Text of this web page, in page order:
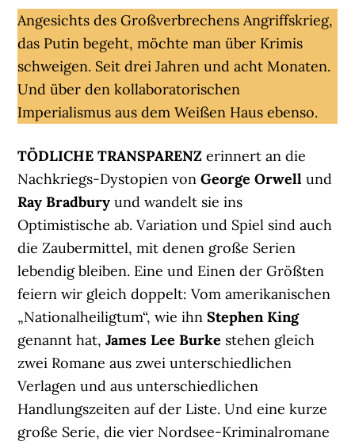
Angesichts des Großverbrechens Angriffskrieg,
das Putin begeht, möchte man über Krimis
schweigen. Seit drei Jahren und acht Monaten.
Und über den kollaboratorischen
Imperialismus aus dem Weißen Haus ebenso.
TÖDLICHE TRANSPARENZerinnert an die
Nachkriegs-Dystopien vonGeorge Orwell und
Ray Bradbury und wandelt sie ins
Optimistische ab. Variation und Spiel sind auch
die Zaubermittel, mit denen große Serien
lebendig bleiben. Eine und Einen der Größten
feiern wir gleich doppelt: Vom amerikanischen
„Nationalheiligtum“, wie ihnStephen King
genannt hat,James Lee Burke stehen gleich
zwei Romane aus zwei unterschiedlichen
Verlagen und aus unterschiedlichen
Handlungszeiten auf der Liste. Und eine kurze
große Serie, die vier Nordsee-Kriminalromane